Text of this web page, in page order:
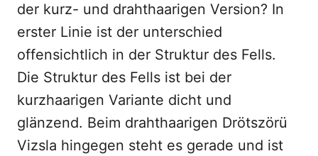
der kurz- und drahthaarigen Version? In
erster Linie ist der unterschied
offensichtlich in der Struktur des Fells.
Die Struktur des Fells ist bei der
kurzhaarigen Variante dicht und
glänzend. Beim drahthaarigen Drötszörü
Vizsla hingegen steht es gerade und ist